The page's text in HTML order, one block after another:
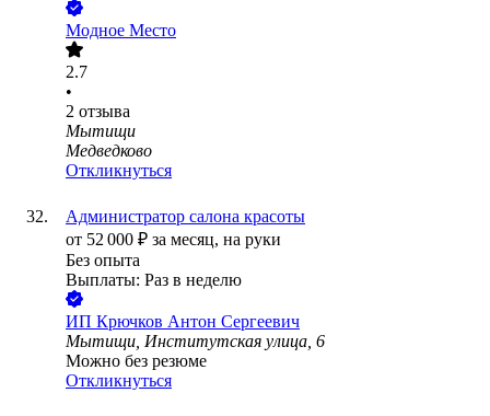
Модное Место
2.7
•
2 отзыва
Мытищи
Медведково
Откликнуться
Администратор салона красоты
от 52 000 ₽ за месяц, на руки
Без опыта
Выплаты: Раз в неделю
ИП Крючков Антон Сергеевич
Мытищи, Институтская улица, 6
Можно без резюме
Откликнуться